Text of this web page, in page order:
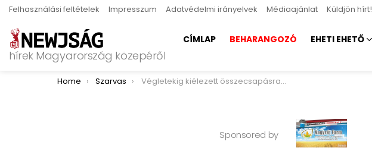
Felhasználási feltételek Impresszum Adatvédelmi irányelvek Médiaajánlat Küldjön hírt!
hírek Magyarország közepéről
CÍMLAP BEHARANGOZÓ EHETI EHETŐ
You are here:
Home Szarvas Végletekig kiélezett összecsapásra van kilátás a mai NB III-as osztályozón
Sponsored by